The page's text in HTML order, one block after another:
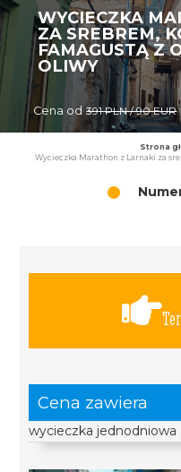
WYCIECZKA
ZA SREBREM,
FAMAGUSTĄ Z
OLIWY
Cena od 391 PLN / 90 EUR
Strona
Wycieczka Marathon z Larnaki za
Cena zawiera
wycieczka jednodniowa